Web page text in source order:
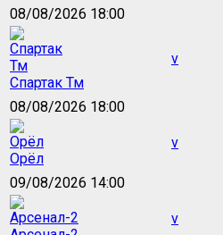
08/08/2026 18:00
Спартак Тм
v
08/08/2026 18:00
Орёл
v
09/08/2026 14:00
v